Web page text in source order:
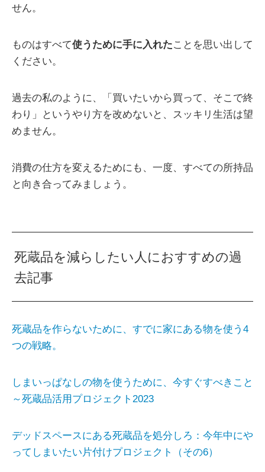
せん。
ものはすべて使うために手に入れたことを思い出して
ください。
過去の私のように、「買いたいから買って、そこで終
わり」というやり方を改めないと、スッキリ生活は望
めません。
消費の仕方を変えるためにも、一度、すべての所持品
と向き合ってみましょう。
死蔵品を減らしたい人におすすめの過
去記事
死蔵品を作らないために、すでに家にある物を使う4
つの戦略。
しまいっぱなしの物を使うために、今すぐすべきこと
～死蔵品活用プロジェクト2023
デッドスペースにある死蔵品を処分しろ：今年中にや
ってしまいたい片付けプロジェクト（その6）